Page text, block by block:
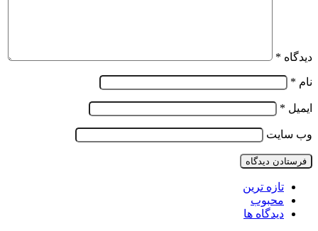
دیدگاه *
نام *
ایمیل *
وب‌ سایت
تازه ترین
محبوب
دیدگاه ها